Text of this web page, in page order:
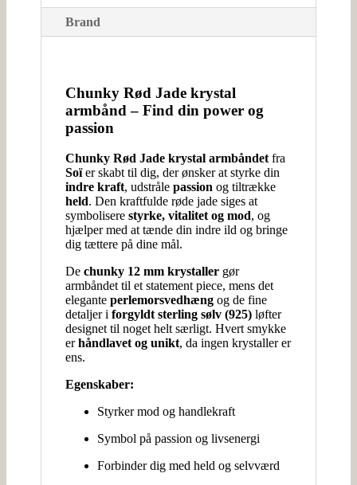
Brand
Chunky Rød Jade krystal
armbånd – Find din power og
passion
Chunky Rød Jade krystal armbåndet fra
Soïer skabt til dig, der ønsker at styrke din
indre kraft, udstrålepassion og tiltrække
held. Den kraftfulde røde jade siges at
symboliserestyrke, vitalitet og mod, og
hjælper med at tænde din indre ild og bringe
dig tættere på dine mål.
Dechunky 12 mm krystaller gør
armbåndet til et statement piece, mens det
eleganteperlemorsvedhæng og de fine
detaljer iforgyldt sterling sølv (925) løfter
designet til noget helt særligt. Hvert smykke
erhåndlavet og unikt, da ingen krystaller er
ens.
Egenskaber:
Styrker mod og handlekraft
Symbol på passion og livsenergi
Forbinder dig med held og selvværd